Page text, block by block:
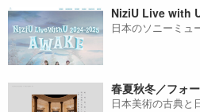
NiziU Live with
日本のソニーミュ
春夏秋冬／フォ
日本美術の古典と